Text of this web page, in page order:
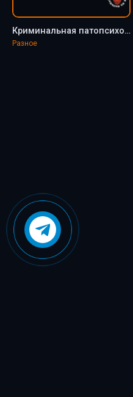
Криминальная патопсихология - Юрий Антонян, Виктор Гульдан
Разное